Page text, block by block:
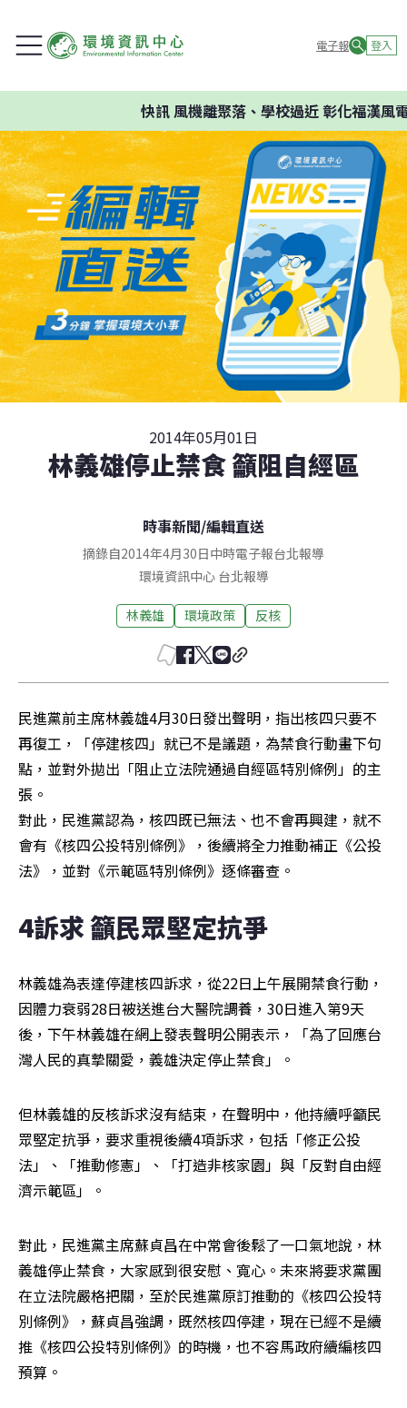
電子報 登入
快訊風機離聚落、學校過近 彰化福漢風電
2014年05月01日
林義雄停止禁食 籲阻自經區
時事新聞/編輯直送
摘錄自2014年4月30日中時電子報台北報導
環境資訊中心 台北報導
林義雄 環境政策 反核
民進黨前主席林義雄4月30日發出聲明，指出核四只要不
再復工，「停建核四」就已不是議題，為禁食行動畫下句
點，並對外拋出「阻止立法院通過自經區特別條例」的主
張。
對此，民進黨認為，核四既已無法、也不會再興建，就不
會有《核四公投特別條例》，後續將全力推動補正《公投
法》，並對《示範區特別條例》逐條審查。
4訴求 籲民眾堅定抗爭
林義雄為表達停建核四訴求，從22日上午展開禁食行動，
因體力衰弱28日被送進台大醫院調養，30日進入第9天
後，下午林義雄在網上發表聲明公開表示，「為了回應台
灣人民的真摯關愛，義雄決定停止禁食」。
但林義雄的反核訴求沒有結束，在聲明中，他持續呼籲民
眾堅定抗爭，要求重視後續4項訴求，包括「修正公投
法」、「推動修憲」、「打造非核家園」與「反對自由經
濟示範區」。
對此，民進黨主席蘇貞昌在中常會後鬆了一口氣地說，林
義雄停止禁食，大家感到很安慰、寬心。未來將要求黨團
在立法院嚴格把關，至於民進黨原訂推動的《核四公投特
別條例》，蘇貞昌強調，既然核四停建，現在已經不是續
推《核四公投特別條例》的時機，也不容馬政府續編核四
預算。